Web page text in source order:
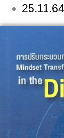
25.11.64